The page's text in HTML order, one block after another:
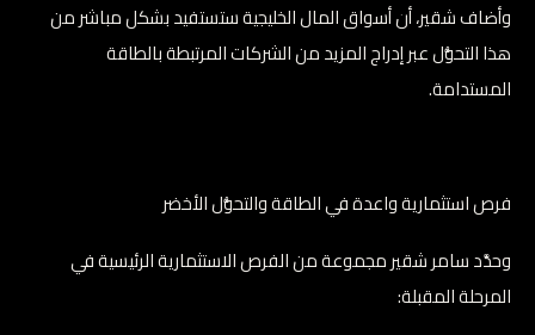
وأضاف شقير، أن أسواق المال الخليجية ستستفيد بشكل مباشر من
هذا التحوُّل عبر إدراج المزيد من الشركات المرتبطة بالطاقة
المستدامة.
فرص استثمارية واعدة في الطاقة والتحوُّل الأخضر
وحدَّد سامر شقير مجموعة من الفرص الاستثمارية الرئيسية في
المرحلة المقبلة: